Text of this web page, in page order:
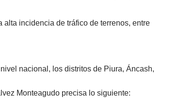
incidencia de tráfico de terrenos, entre
nacional, los distritos de Piura, Áncash,
Monteagudo precisa lo siguiente: